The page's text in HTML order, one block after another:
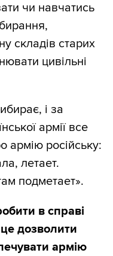
чи навчатись
складів старих
цивільні
і за
армії все
армію російську:
летает.
подметает».
в справі
це дозволити
армію